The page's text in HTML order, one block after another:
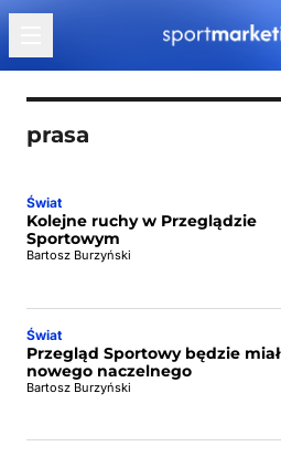
Przejdź do treści
prasa
Świat
Kolejne ruchy w Przeglądzie
Sportowym
Bartosz Burzyński
Świat
Przegląd Sportowy będzie miał
nowego naczelnego
Bartosz Burzyński